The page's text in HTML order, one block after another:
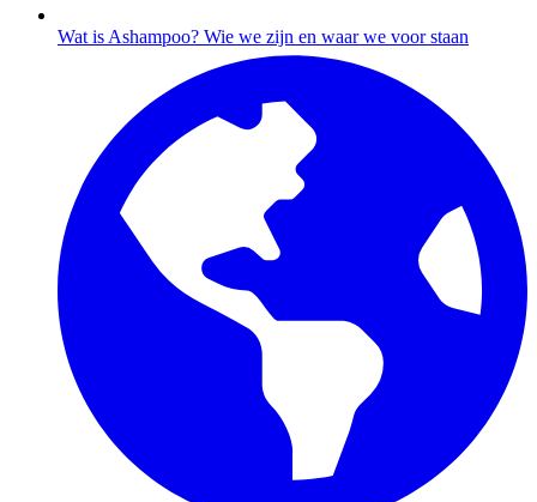
Wat is Ashampoo? Wie we zijn en waar we voor staan